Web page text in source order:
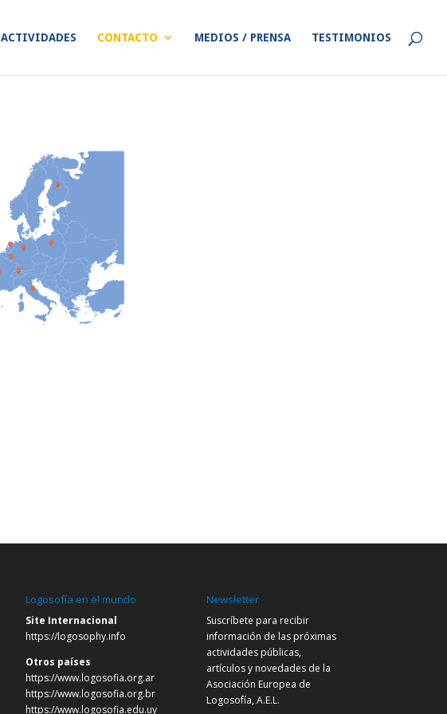
ACTIVIDADES CONTACTO MEDIOS / PRENSA TESTIMONIOS
Logosofía en el mundo
Site Internacional
https://logosophy.info
Otros países
https://www.logosofia.org.ar
https://www.logosofia.org.br
https://www.logosofia.edu.uy
Newsletter
Suscríbete para recibir
información de las próximas
actividades públicas,
artículos y novedades de la
Asociación Europea de
Logosofía, A.E.L.